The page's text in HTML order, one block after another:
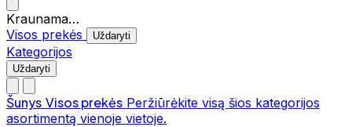
Kraunama…
Visos prekės
Uždaryti
Kategorijos
Uždaryti
Šunys Visos prekės Peržiūrėkite visą šios kategorijos
asortimentą vienoje vietoje.